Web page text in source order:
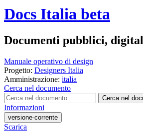
Docs Italia beta
Documenti pubblici,
Manuale operativo di design
Progetto: Designers Italia
Amministrazione: italia
Cerca nel documento
Cerca nel
Informazioni
versione-corrente
Scarica